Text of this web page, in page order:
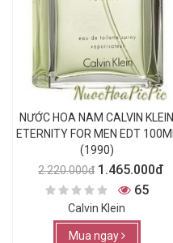
NƯỚC HOA NAM CALVIN KLEIN
ETERNITY FOR MEN EDT 100ML
(1990)
2.220.000đ 1.465.000đ
65
Calvin Klein
Mua ngay